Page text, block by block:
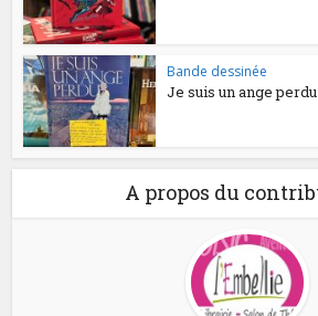
Bande dessinée
Je suis un ange perdu
A propos du